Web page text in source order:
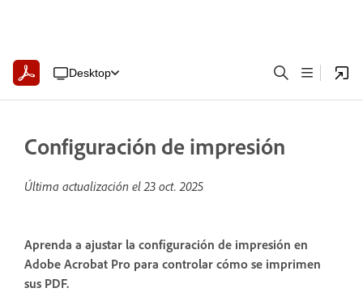
Desktop
Configuración de impresión
Última actualización el23 oct. 2025
Aprenda a ajustar la configuración de impresión en
Adobe Acrobat Pro para controlar cómo se imprimen
sus PDF.